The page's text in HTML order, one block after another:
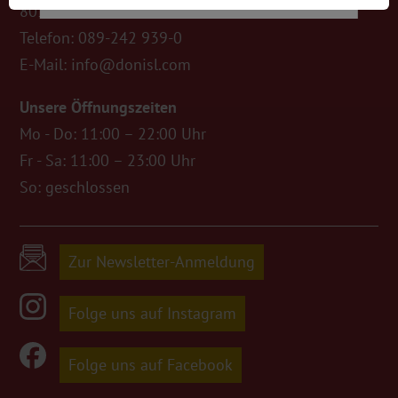
80333 München
Telefon: 089-242 939-0
E-Mail: info@donisl.com
Unsere Öffnungszeiten
Mo - Do: 11:00 – 22:00 Uhr
Fr - Sa: 11:00 – 23:00 Uhr
So: geschlossen
Zur Newsletter-Anmeldung
Folge uns auf Instagram
Folge uns auf Facebook